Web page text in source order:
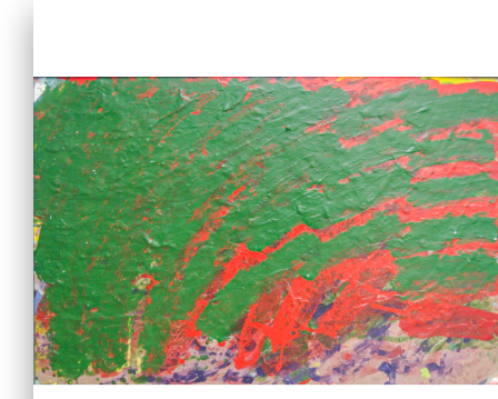
最新消息
藝廊及活動
藝術培訓
愛不同藝術家
網上藝廊